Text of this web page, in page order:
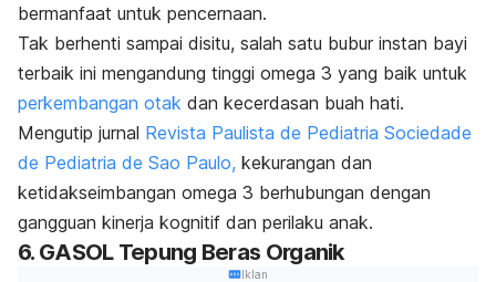
bermanfaat untuk pencernaan.
Tak berhenti sampai disitu, salah satu bubur instan bayi
terbaik ini mengandung tinggi omega 3 yang baik untuk
perkembangan otak dan kecerdasan buah hati.
Mengutip jurnal Revista Paulista de Pediatria Sociedade
de Pediatria de Sao Paulo, kekurangan dan
ketidakseimbangan omega 3 berhubungan dengan
gangguan kinerja kognitif dan perilaku anak.
6. GASOL Tepung Beras Organik
Iklan